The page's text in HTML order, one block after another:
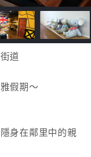
道
期～
身在鄰里中的親